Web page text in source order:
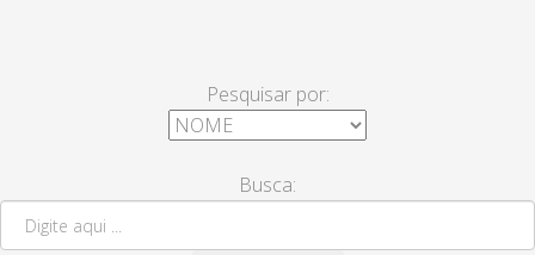
Pesquisar por:
Busca: